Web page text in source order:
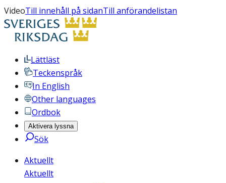
VideoTill innehåll på sidanTill anförandelistan
Lättläst
Teckenspråk
In English
Other languages
Ordbok
Aktivera lyssna
Sök
Aktuellt
Aktuellt